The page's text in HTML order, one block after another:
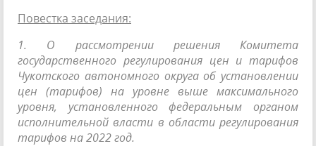
Повестка заседания:
1. О рассмотрении решения Комитета
государственного регулирования цен и тарифов
Чукотского автономного округа об установлении
цен (тарифов) на уровне выше максимального
уровня, установленного федеральным органом
исполнительной власти в области регулирования
тарифов на 2022 год.